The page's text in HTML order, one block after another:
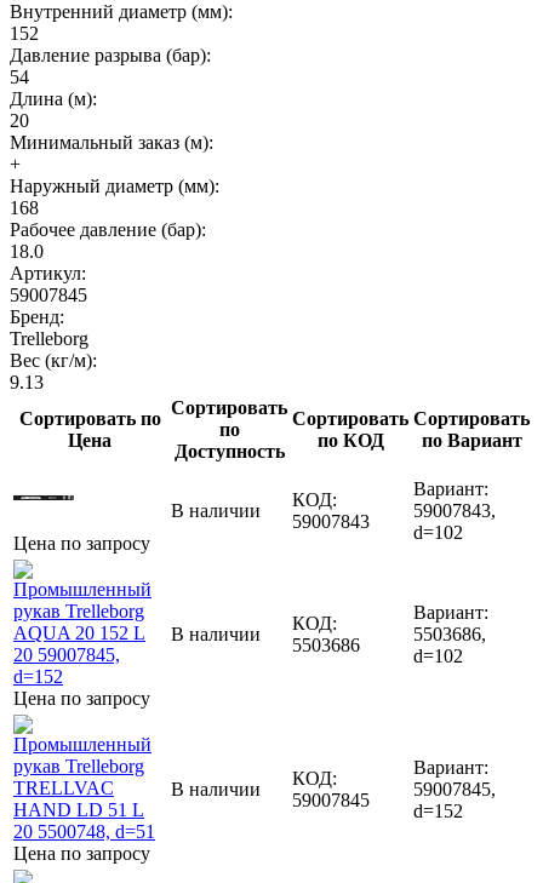
Внутренний диаметр (мм):
152
Давление разрыва (бар):
54
Длина (м):
20
Минимальный заказ (м):
+
Наружный диаметр (мм):
168
Рабочее давление (бар):
18.0
Артикул:
59007845
Бренд:
Trelleborg
Вес (кг/м):
9.13
Сортировать по
Цена
Сортировать
по
Доступность
Сортировать
по КОД
Сортировать
по Вариант
Цена по запросу
В наличии
КОД:
59007843
Вариант:
59007843,
d=102
Цена по запросу
В наличии
КОД:
5503686
Вариант:
5503686,
d=102
Цена по запросу
В наличии
КОД:
59007845
Вариант:
59007845,
d=152